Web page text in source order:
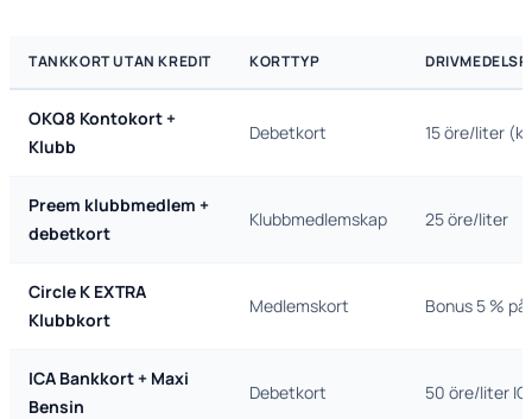
TANKKORT UTAN KREDIT KORTTYP
OKQ8 Kontokort +
Klubb
Debetkort 15 öre/liter
Preem klubbmedlem +
debetkort
Klubbmedlemskap 25 öre/liter
Circle K EXTRA
Klubbkort
Medlemskort Bonus 5 % på
ICA Bankkort + Maxi
Bensin
Debetkort 50 öre/liter